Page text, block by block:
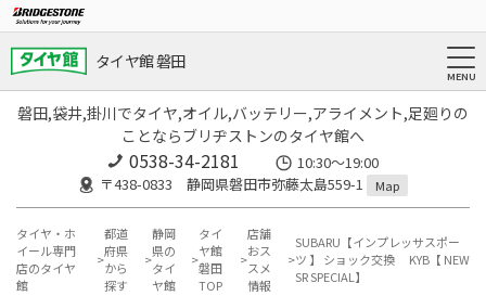
タイヤ館 磐田
磐田,袋井,掛川でタイヤ,オイル,バッテリー,アライメント,足廻りの
ことならブリヂストンのタイヤ館へ
0538-34-2181
10:30～19:00
〒438-0833 静岡県磐田市弥藤太島559-1
Map
タイヤ・ホ
イール専門
店のタイヤ
館
都道
府県
から
探す
静岡
県の
タイ
ヤ館
タイ
ヤ館
磐田
TOP
店舗
おス
スメ
情報
SUBARU【インプレッサスポー
ツ 】 ショック交換 KYB【 NEW
SR SPECIAL】